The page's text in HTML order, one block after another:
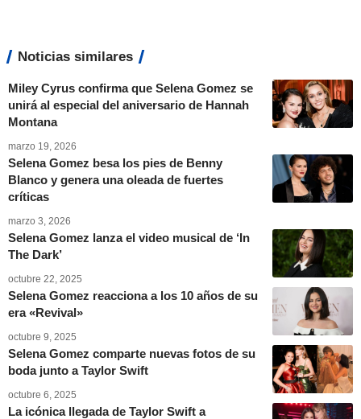
Noticias similares
Miley Cyrus confirma que Selena Gomez se
unirá al especial del aniversario de Hannah
Montana
marzo 19, 2026
Selena Gomez besa los pies de Benny
Blanco y genera una oleada de fuertes
críticas
marzo 3, 2026
Selena Gomez lanza el video musical de ‘In
The Dark’
octubre 22, 2025
Selena Gomez reacciona a los 10 años de su
era «Revival»
octubre 9, 2025
Selena Gomez comparte nuevas fotos de su
boda junto a Taylor Swift
octubre 6, 2025
La icónica llegada de Taylor Swift a